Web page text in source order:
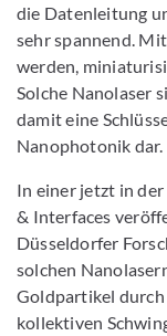
die Datenleitung
sehr spannend.
werden,
Solche Nanolaser
damit eine
Nanophotonik dar.
In einer jetzt in
& Interfaces
Düsseldorfer
solchen
Goldpartikel
kollektiven